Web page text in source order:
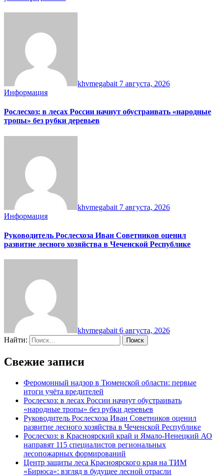
khvmegabait 7 августа, 2026
Информация
Рослесхоз: в лесах России начнут обустраивать «народные
тропы» без рубки деревьев
khvmegabait 7 августа, 2026
Информация
Руководитель Рослесхоза Иван Советников оценил
развитие лесного хозяйства в Чеченской Республике
khvmegabait 6 августа, 2026
Найти:
Свежие записи
Феромонный надзор в Тюменской области: первые
итоги учёта вредителей
Рослесхоз: в лесах России начнут обустраивать
«народные тропы» без рубки деревьев
Руководитель Рослесхоза Иван Советников оценил
развитие лесного хозяйства в Чеченской Республике
Рослесхоз: в Красноярский край и Ямало-Ненецкий АО
направят 115 специалистов региональных
лесопожарных формирований
Центр защиты леса Красноярского края на ТИМ
«Бирюса»: взгляд в будущее лесной отрасли